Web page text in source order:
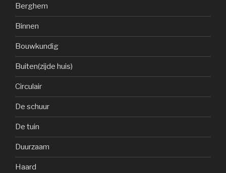
Berghem
Binnen
Bouwkundig
Buiten(zijde huis)
Circulair
De schuur
De tuin
Duurzaam
Haard